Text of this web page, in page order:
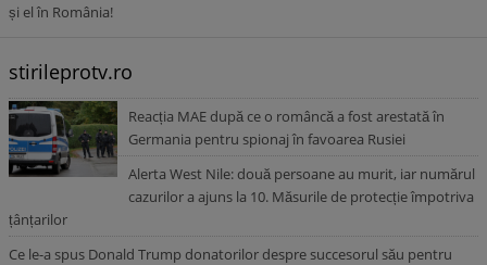
și el în România!
stirileprotv.ro
Reacția MAE după ce o româncă a fost arestată în
Germania pentru spionaj în favoarea Rusiei
Alerta West Nile: două persoane au murit, iar numărul
cazurilor a ajuns la 10. Măsurile de protecție împotriva
țânțarilor
Ce le-a spus Donald Trump donatorilor despre succesorul său pentru